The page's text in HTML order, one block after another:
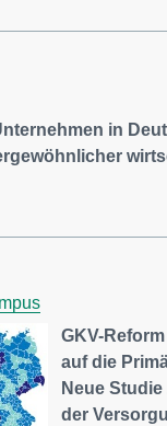
in
GKV-
auf die
Neue
der